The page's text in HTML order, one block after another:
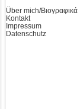
Über mich/Βιογραφικά
Kontakt
Impressum
Datenschutz